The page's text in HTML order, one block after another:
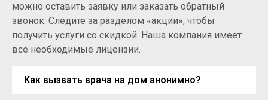
можно оставить заявку или заказать обратный
звонок. Следите за разделом «акции», чтобы
получить услуги со скидкой. Наша компания имеет
все необходимые лицензии.
Как вызвать врача на дом анонимно?